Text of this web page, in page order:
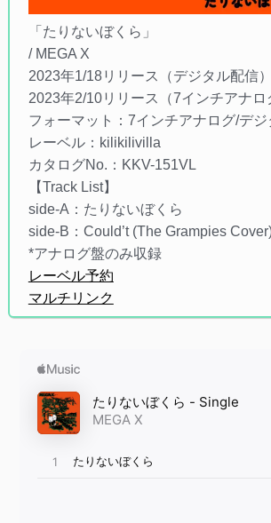
「たりないぼくら」
/ MEGA X
2023年1/18リリース（デジタル配信）
2023年2/10リリース（7インチアナロ
フォーマット：7インチアナログ/デ
レーベル：kilikilivilla
カタログNo.：KKV-151VL
【Track List】
side-A：たりないぼくら
side-B：Could’t (The Grampies
*アナログ盤のみ収録
レーベル予約
マルチリンク